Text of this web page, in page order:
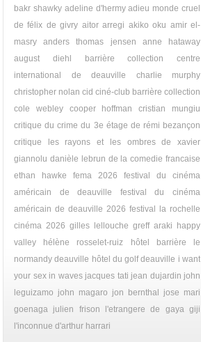
bakr shawky adeline d'hermy adieu monde cruel
de félix de givry aitor arregi akiko oku amir el-
masry
anders thomas jensen
anne hataway
august diehl
barrière collection
centre
international de deauville
charlie murphy
christopher nolan cid ciné-club barrière collection
cole webley
cooper hoffman
cristian mungiu
critique du crime du 3e étage de rémi bezançon
critique les rayons et les ombres de xavier
giannolu danièle lebrun de la comedie francaise
ethan hawke
fema 2026
festival du cinéma
américain de deauville
festival du cinéma
américain de deauville 2026 festival la rochelle
cinéma 2026 gilles lellouche greff araki
happy
valley
hélène rosselet-ruiz
hôtel barrière le
normandy deauville hôtel du golf deauville i want
your sex in waves jacques tati jean dujardin john
leguizamo john magaro jon bernthal
jose mari
goenaga julien frison
l'etrangere de gaya giji
l'inconnue d'arthur harrari